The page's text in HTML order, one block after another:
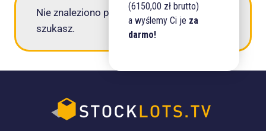
Nie znaleziono produktów, których
szukasz.
(6150,00 zł brutto)
a wyślemy Ci je za
darmo!